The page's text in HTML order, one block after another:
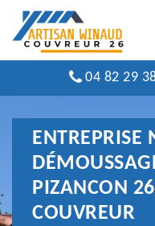
04 82 29
ENTREPRISE
PIZANCON
COUVREUR